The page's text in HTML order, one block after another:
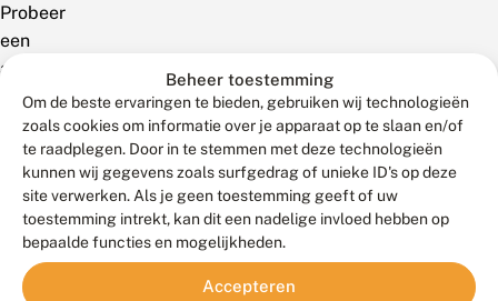
Beheer toestemming
Om de beste ervaringen te bieden, gebruiken wij technologieën
zoals cookies om informatie over je apparaat op te slaan en/of
te raadplegen. Door in te stemmen met deze technologieën
kunnen wij gegevens zoals surfgedrag of unieke ID's op deze
site verwerken. Als je geen toestemming geeft of uw
toestemming intrekt, kan dit een nadelige invloed hebben op
bepaalde functies en mogelijkheden.
Accepteren
Probeer
een
andere
zoekterm!